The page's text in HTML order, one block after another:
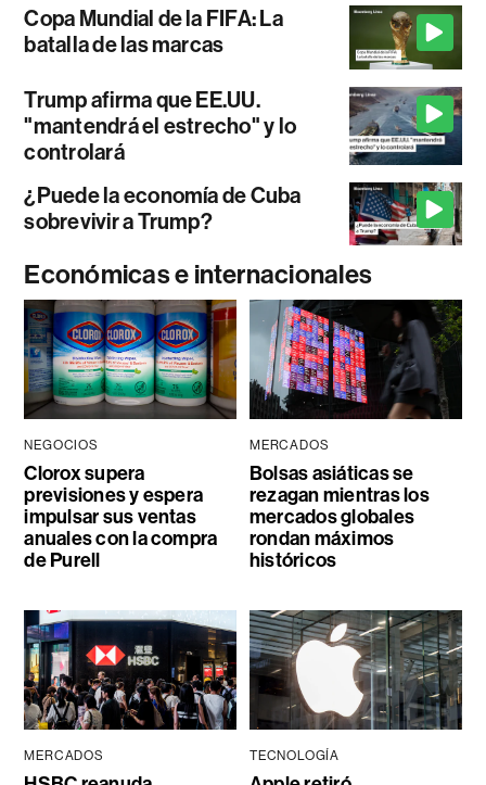
Copa Mundial de la FIFA: La
batalla de las marcas
Trump afirma que EE.UU.
"mantendrá el estrecho" y lo
controlará
¿Puede la economía de Cuba
sobrevivir a Trump?
Económicas e internacionales
NEGOCIOS
Clorox supera
previsiones y espera
impulsar sus ventas
anuales con la compra
de Purell
MERCADOS
Bolsas asiáticas se
rezagan mientras los
mercados globales
rondan máximos
históricos
MERCADOS TECNOLOGÍA